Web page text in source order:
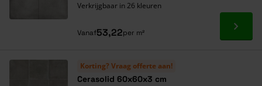
Verkrijgbaar in 26 kleuren
Vanaf53,22per m² Ga
Korting? Vraag offerte aan!
Cerasolid 60x60x3 cm